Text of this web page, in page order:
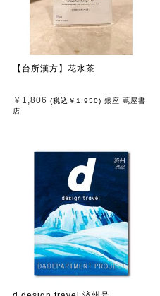
【台所漢方】花水茶
￥1,806 (税込 ￥1,950) 銀座 蔦屋書
店